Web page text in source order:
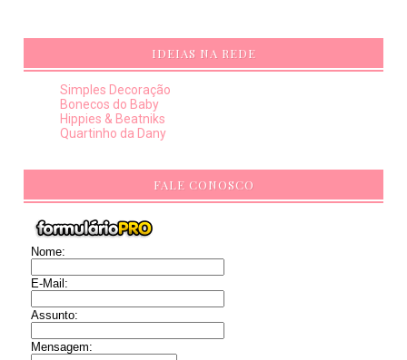
IDEIAS NA REDE
Simples Decoração
Bonecos do Baby
Hippies & Beatniks
Quartinho da Dany
FALE CONOSCO
Nome:
E-Mail:
Assunto:
Mensagem: